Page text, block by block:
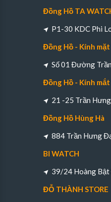
Đồng Hồ TA
P1-30 KDC Phi
Đồng Hồ - Kính
Số 01 Đường
Đồng Hồ - Kính
21 -25 Trần
Đồng Hồ Hùng Hà
884 Trần Hưng
BI WATCH
39/24 Hoàng Bật
ĐỖ THÀNH STORE